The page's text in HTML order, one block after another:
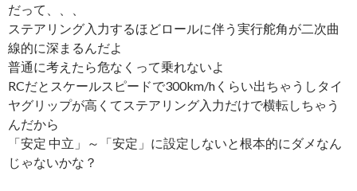
だって、、、
ステアリング入力するほどロールに伴う実行舵角が二次曲
線的に深まるんだよ
普通に考えたら危なくって乗れないよ
RCだとスケールスピードで300km/hくらい出ちゃうしタイ
ヤグリップが高くてステアリング入力だけで横転しちゃう
んだから
「安定 中立」～「安定」に設定しないと根本的にダメなん
じゃないかな？